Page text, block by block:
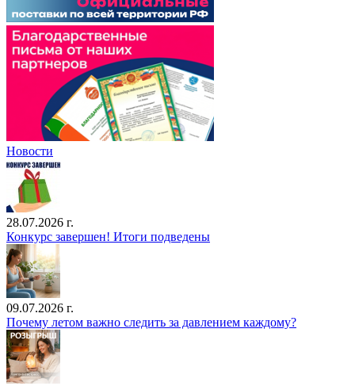
Новости
28.07.2026 г.
Конкурс завершен! Итоги подведены
09.07.2026 г.
Почему летом важно следить за давлением каждому?